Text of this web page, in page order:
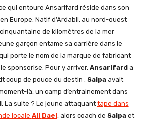
qui entoure Ansarifard réside dans son
Europe. Natif d’Ardabil, au nord-ouest
de kilomètres de la mer
garçon entame sa carrière dans le
porte le nom de la marque de fabricant
sponsorise. Pour y arriver, Ansarifarda
coup de pouce du destin : Saipaavait
là, un camp d’entrainement dans
. La suite ? Le jeune attaquant tape dans
locale Ali Daei, alors coach de Saipaet